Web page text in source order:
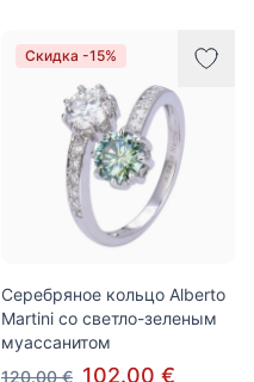
Скидка -15%
Серебряное кольцо Alberto
Martini со светло-зеленым
муассанитом
120.00 € 102.00 €